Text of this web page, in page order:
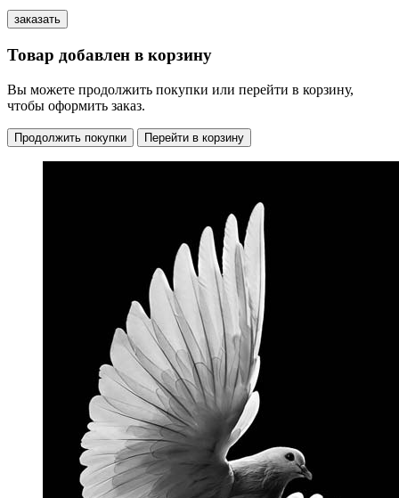
Товар добавлен в корзину
Вы можете продолжить покупки или перейти в корзину,
чтобы оформить заказ.
Продолжить покупки Перейти в корзину